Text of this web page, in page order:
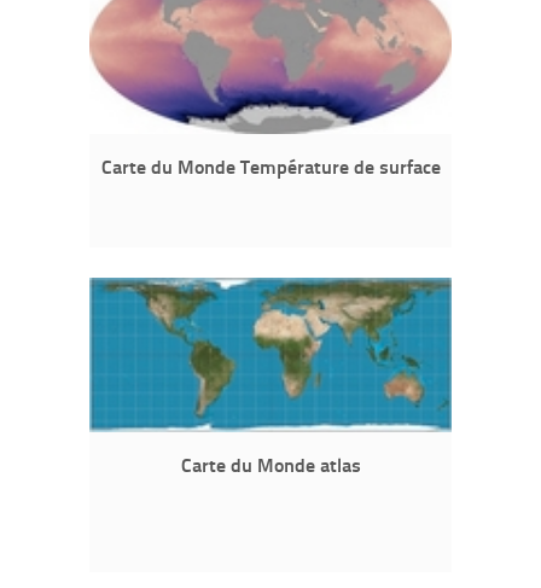
Carte du Monde Température de surface
Carte du Monde atlas